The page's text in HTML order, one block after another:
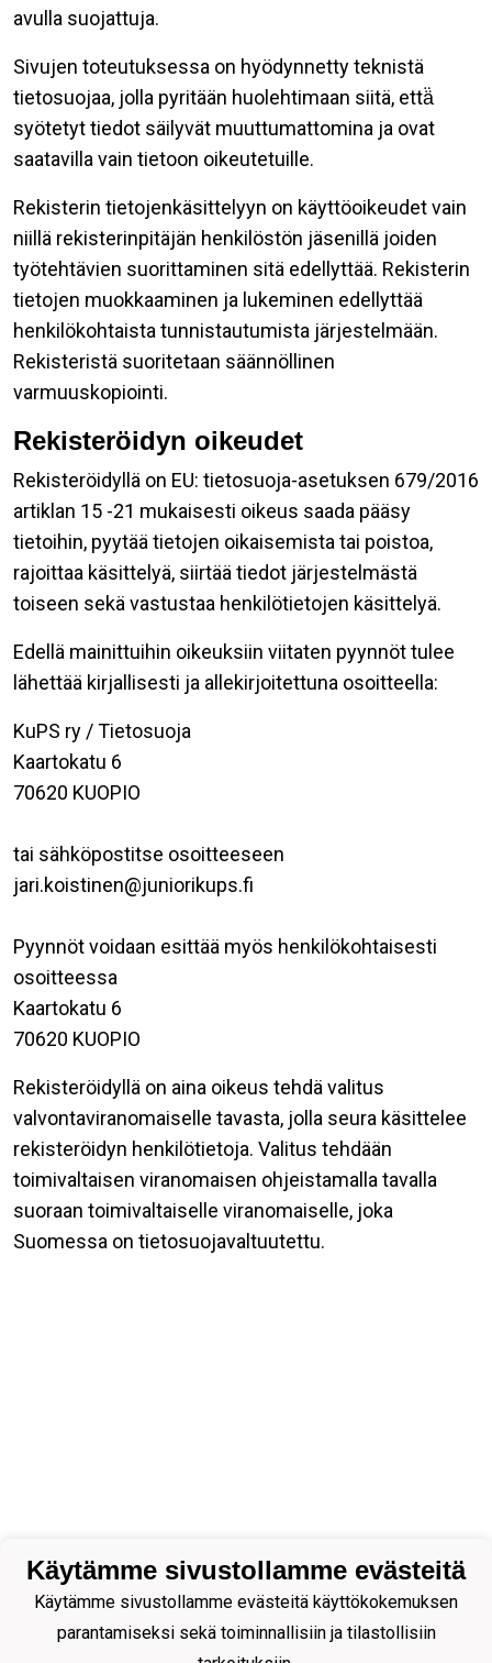
avulla suojattuja.
Sivujen toteutuksessa on hyödynnetty teknistä
tietosuojaa, jolla pyritään huolehtimaan siitä, että̈
syötetyt tiedot säilyvät muuttumattomina ja ovat
saatavilla vain tietoon oikeutetuille.
Rekisterin tietojenkäsittelyyn on käyttöoikeudet vain
niillä rekisterinpitäjän henkilöstön jäsenillä joiden
työtehtävien suorittaminen sitä edellyttää. Rekisterin
tietojen muokkaaminen ja lukeminen edellyttää
henkilökohtaista tunnistautumista järjestelmään.
Rekisteristä suoritetaan säännöllinen
varmuuskopiointi.
Rekisteröidyn oikeudet
Rekisteröidyllä on EU: tietosuoja-asetuksen 679/2016
artiklan 15 -21 mukaisesti oikeus saada pääsy
tietoihin, pyytää tietojen oikaisemista tai poistoa,
rajoittaa käsittelyä, siirtää tiedot järjestelmästä
toiseen sekä vastustaa henkilötietojen käsittelyä.
Edellä mainittuihin oikeuksiin viitaten pyynnöt tulee
lähettää kirjallisesti ja allekirjoitettuna osoitteella:
KuPS ry / Tietosuoja
Kaartokatu 6
70620 KUOPIO
tai sähköpostitse osoitteeseen
jari.koistinen@juniorikups.fi
Pyynnöt voidaan esittää myös henkilökohtaisesti
osoitteessa
Kaartokatu 6
70620 KUOPIO
Rekisteröidyllä on aina oikeus tehdä valitus
valvontaviranomaiselle tavasta, jolla seura käsittelee
rekisteröidyn henkilötietoja. Valitus tehdään
toimivaltaisen viranomaisen ohjeistamalla tavalla
suoraan toimivaltaiselle viranomaiselle, joka
Suomessa on tietosuojavaltuutettu.
Käytämme sivustollamme evästeitä
Käytämme sivustollamme evästeitä käyttökokemuksen
parantamiseksi sekä toiminnallisiin ja tilastollisiin